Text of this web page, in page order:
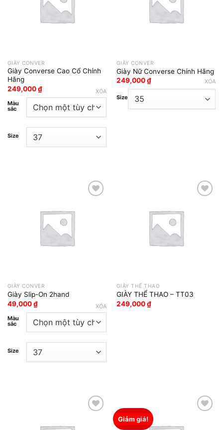
GIÀY CONVER
Giày Converse Cao Cổ Chính
Hãng
249,000₫
Màu
sắc
Size
XÓA
GIÀY CONVER
Giày Nữ Converse Chính Hãng
249,000₫
Size
XÓA
Add to wishlist
GIÀY CONVER
Giày Slip-On 2hand
49,000₫
Màu
sắc
Size
XÓA
Add to wishlist
GIÀY THỂ THAO
GIÀY THỂ THAO – TT03
249,000₫
Giảm giá!